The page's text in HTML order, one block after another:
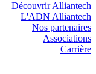
Découvrir Alliantech
L'ADN Alliantech
Nos partenaires
Associations
Carrière